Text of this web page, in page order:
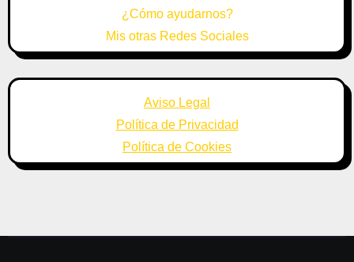
¿Cómo ayudarnos?
Mis otras Redes Sociales
Aviso Legal
Política de Privacidad
Política de Cookies